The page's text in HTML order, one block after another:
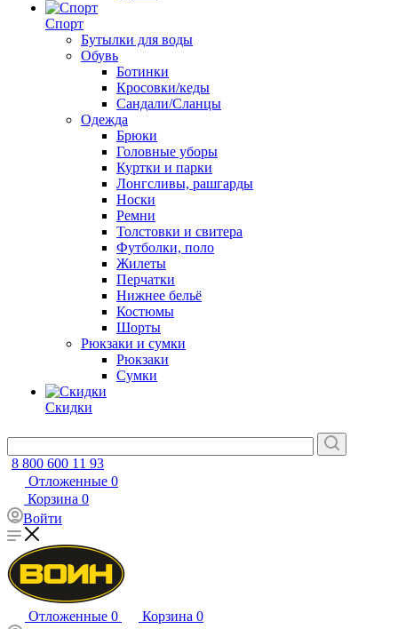
Спорт
Бутылки для воды
Обувь
Ботинки
Кросовки/кеды
Сандали/Сланцы
Одежда
Брюки
Головные уборы
Куртки и парки
Лонгсливы, рашгарды
Носки
Ремни
Толстовки и свитера
Футболки, поло
Жилеты
Перчатки
Нижнее бельё
Костюмы
Шорты
Рюкзаки и сумки
Рюкзаки
Сумки
Скидки
8 800 600 11 93
Отложенные 0
Корзина 0
Войти
Отложенные 0 Корзина 0